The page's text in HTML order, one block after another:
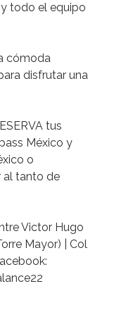
todo el equipo
cómoda
disfrutar una
tus
México y
o
al tanto de
Victor Hugo
Mayor) | Col